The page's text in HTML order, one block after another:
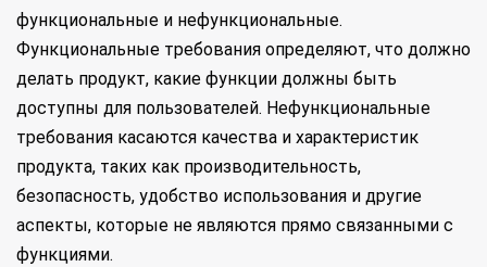
функциональные и нефункциональные.
Функциональные требования определяют, что должно
делать продукт, какие функции должны быть
доступны для пользователей. Нефункциональные
требования касаются качества и характеристик
продукта, таких как производительность,
безопасность, удобство использования и другие
аспекты, которые не являются прямо связанными с
функциями.